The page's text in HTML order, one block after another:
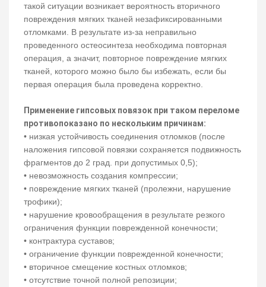
такой ситуации возникает вероятность вторичного
повреждения мягких тканей незафиксированными
отломками. В результате из-за неправильно
проведенного остеосинтеза необходима повторная
операция, а значит, повторное повреждение мягких
тканей, которого можно было бы избежать, если бы
первая операция была проведена корректно.
Применение гипсовых повязок при таком переломе
противопоказано по нескольким причинам:
• низкая устойчивость соединения отломков (после
наложения гипсовой повязки сохраняется подвижность
фрагментов до 2 град. при допустимых 0,5);
• невозможность создания компрессии;
• повреждение мягких тканей (пролежни, нарушение
трофики);
• нарушение кровообращения в результате резкого
ограничения функции поврежденной конечности;
• контрактура суставов;
• ограничение функции поврежденной конечности;
• вторичное смещение костных отломков;
• отсутствие точной полной репозиции;